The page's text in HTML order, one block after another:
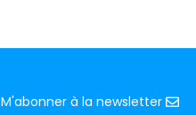
M'abonner à la newsletter